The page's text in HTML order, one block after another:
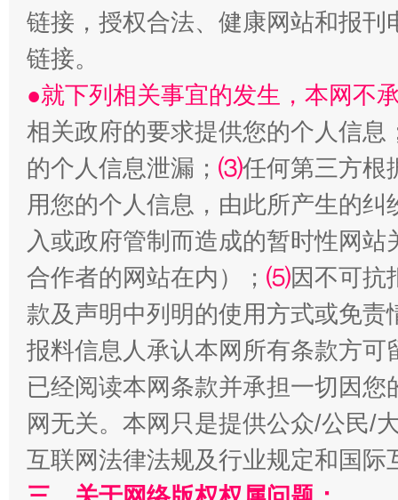
链接，授权合法、健康网站和报
链接。
●就下列相关事宜的发生，本网不
相关政府的要求提供您的个人信息
的个人信息泄漏； ⑶任何第三方根
用您的个人信息，由此所产生的纠
入或政府管制而造成的暂时性网
合作者的网站在内）； ⑸因不可抗
款及声明中列明的使用方式或免责
报料信息人承认本网所有条款方
已经阅读本网条款并承担一切因
网无关。本网只是提供公众/公民/
互联网法律法规及行业规定和国